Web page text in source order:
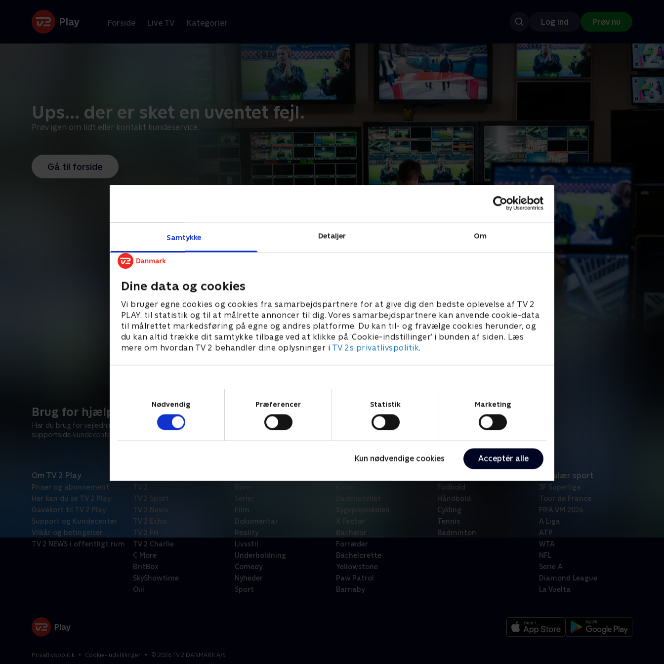
Samtykke Detaljer Om
Dine data og cookies
Vi bruger egne cookies og cookies fra samarbejdspartnere for at give dig den bedste oplevelse af TV 2
PLAY, til statistik og til at målrette annoncer til dig. Vores samarbejdspartnere kan anvende cookie-data
til målrettet markedsføring på egne og andres platforme. Du kan til- og fravælge cookies herunder, og
du kan altid trække dit samtykke tilbage ved at klikke på ’Cookie-indstillinger’ i bunden af siden. Læs
mere om hvordan TV 2 behandler dine oplysninger i TV 2s privatlivspolitik.
Nødvendig
Præferencer Statistik Marketing
Kun nødvendige cookies Acceptér alle
Forside Live TV Kategorier Log ind Prøv nu
Ups... der er sket en uventet fejl.
Prøv igen om lidt eller kontakt kundeservice.
Gå til forside
Brug for hjælp?
Har du brug for vejledning? Besøg vores
supportside kundecenter
Om TV 2 Play
Priser og abonnement
Her kan du se TV 2 Play
Gavekort til TV 2 Play
Support og Kundecenter
Vilkår og betingelser
TV 2 NEWS i offentligt rum
TV 2
TV 2 Sport
TV 2 News
TV 2 Echo
TV 2 Fri
TV 2 Charlie
C More
BritBox
SkyShowtime
Oiii
Serier
Film
Dokumentar
Reality
Livsstil
Underholdning
Comedy
Nyheder
Sport
Badehotellet
Sygeplejeskolen
X Factor
Bachelor
Forræder
Bachelorette
Yellowstone
Paw Patrol
Barnaby
Fodbold
Håndbold
Cykling
Tennis
Badminton
Populær sport
3F Superliga
Tour de France
FIFA VM 2026
A Liga
ATP
WTA
NFL
Serie A
Diamond League
La Vuelta
Privatlivspolitik Cookie-indstillinger © 2026TV 2 DANMARK A/S